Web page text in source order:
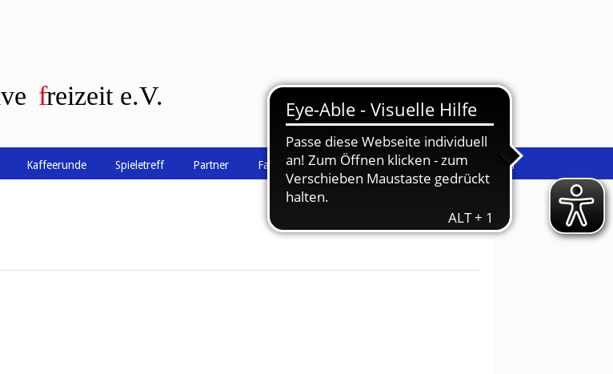
Kaffeerunde Spieletreff Partner Fantasia gAG / Circus Fantasia Die Verzauberten